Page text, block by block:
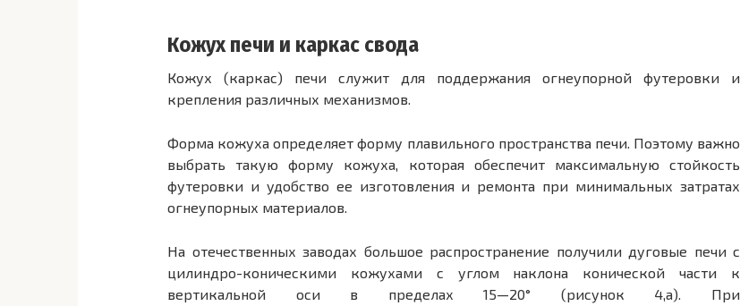
Кожух печи и каркас свода
Кожух (каркас) печи служит для поддержания огнеупорной футеровки и
крепления различных механизмов.
Форма кожуха опреде­ляет форму плавильного пространства печи. Поэтому важно
выбрать такую форму кожуха, которая обеспечит максимальную стойкость
футеровки и удобство ее изго­товления и ремонта при минимальных затратах
огне­упорных материалов.
На отечественных заводах большое распространение получили дуговые печи с
цилиндро-коническими кожу­хами с углом наклона конической части к
вертикальной оси в пределах 15—20° (рисунок 4,а). При